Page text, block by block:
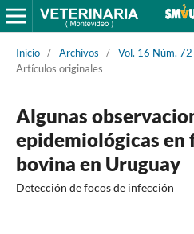
Inicio / Archivos / Vol. 16 Núm.
Artículos originales
Algunas
epidemiológicas en
bovina en Uruguay
Detección de focos de infección